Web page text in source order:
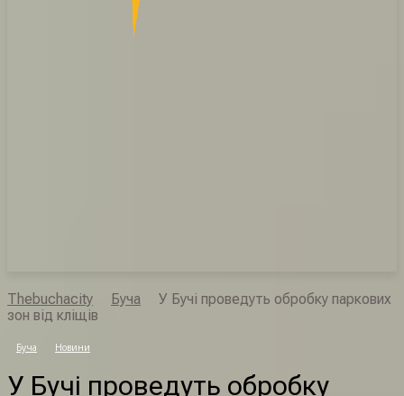
Thebuchacity Буча
У Бучі проведуть обробку паркових
зон від кліщів
Буча Новини
У Бучі проведуть обробку